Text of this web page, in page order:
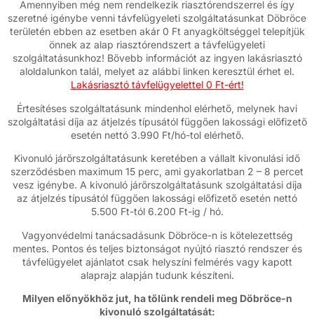
Amennyiben még nem rendelkezik riasztórendszerrel és így
szeretné igénybe venni távfelügyeleti szolgáltatásunkat Döbröce
területén ebben az esetben akár 0 Ft anyagköltséggel telepítjük
önnek az alap riasztórendszert a távfelügyeleti
szolgáltatásunkhoz! Bővebb információt az ingyen lakásriasztó
aloldalunkon talál, melyet az alábbi linken keresztül érhet el.
Lakásriasztó távfelügyelettel 0 Ft-ért!
Értesítéses szolgáltatásunk mindenhol elérhető, melynek havi
szolgáltatási díja az átjelzés típusától függően lakossági előfizető
esetén nettó 3.990 Ft/hó-tol elérhető.
Kivonuló járőrszolgáltatásunk keretében a vállalt kivonulási idő
szerződésben maximum 15 perc, ami gyakorlatban 2 – 8 percet
vesz igénybe. A kivonuló járőrszolgáltatásunk szolgáltatási díja
az átjelzés típusától függően lakossági előfizető esetén nettó
5.500 Ft-tól 6.200 Ft-ig / hó.
Vagyonvédelmi tanácsadásunk Döbröce-n is kötelezettség
mentes. Pontos és teljes biztonságot nyújtó riasztó rendszer és
távfelügyelet ajánlatot csak helyszíni felmérés vagy kapott
alaprajz alapján tudunk készíteni.
Milyen előnyökhöz jut, ha tőlünk rendeli meg Döbröce-n
kivonuló szolgáltatását: